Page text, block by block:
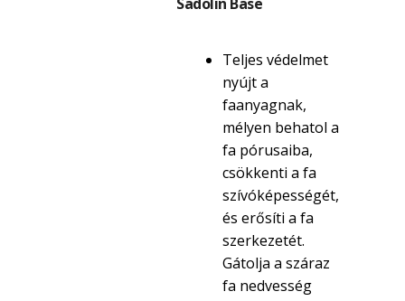
Teljes védelmet
nyújt a
faanyagnak,
mélyen behatol a
fa pórusaiba,
csökkenti a fa
szívóképességét,
és erősíti a fa
szerkezetét.
Gátolja a száraz
fa nedvesség